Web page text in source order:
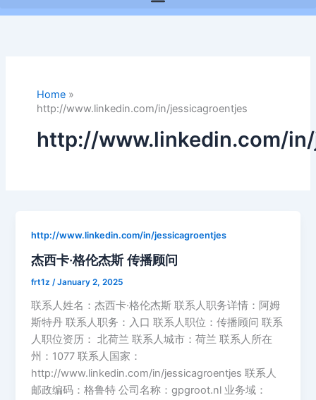
Home»
http://www.linkedin.com/in/jessicagroentjes
http://www.linkedin.com/
http://www.linkedin.com/in/jessicagroentjes
杰西卡·格伦杰斯 传播顾问
frt1z/January 2, 2025
联系人姓名：杰西卡·格伦杰斯 联系人职务详情：阿姆
斯特丹 联系人职务：入口 联系人职位：传播顾问 联系
人职位资历： 北荷兰 联系人城市：荷兰 联系人所在
州：1077 联系人国家：
http://www.linkedin.com/in/jessicagroentjes 联系人
邮政编码：格鲁特 公司名称：gpgroot.nl 业务域：